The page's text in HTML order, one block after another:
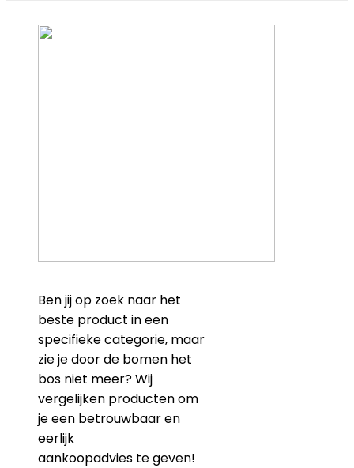
Ben jij op zoek naar het
beste product in een
specifieke categorie, maar
zie je door de bomen het
bos niet meer? Wij
vergelijken producten om
je een betrouwbaar en
eerlijk
aankoopadvies te geven!